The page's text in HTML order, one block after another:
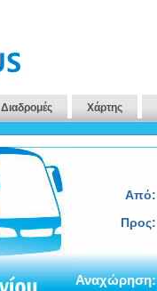
Διαδρομές Χάρτης
Από:
Προς:
Αναχώρηση: